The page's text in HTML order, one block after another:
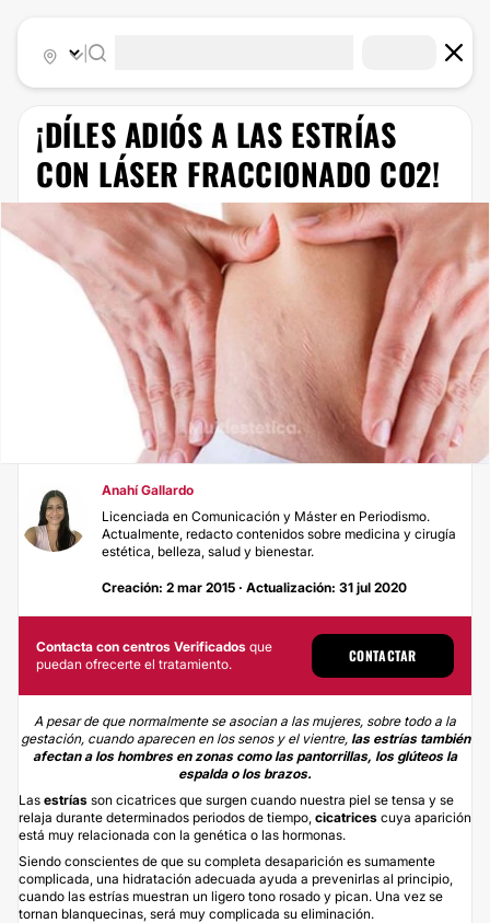
¡DÍLES ADIÓS A LAS ESTRÍAS
CON LÁSER FRACCIONADO CO2!
Anahí Gallardo
Licenciada en Comunicación y Máster en Periodismo.
Actualmente, redacto contenidos sobre medicina y cirugía
estética, belleza, salud y bienestar.
Creación: 2 mar 2015 · Actualización: 31 jul 2020
Contacta con centros Verificados que
puedan ofrecerte el tratamiento.
CONTACTAR
A pesar de que normalmente se asocian a las mujeres, sobre todo a la
gestación, cuando aparecen en los senos y el vientre,las estrías también
afectan a los hombres en zonas como las pantorrillas, los glúteos la
espalda o los brazos.
Las estrías son cicatrices que surgen cuando nuestra piel se tensa y se
relaja durante determinados periodos de tiempo, cicatrices cuya aparición
está muy relacionada con la genética o las hormonas.
Siendo conscientes de que su completa desaparición es sumamente
complicada, una hidratación adecuada ayuda a prevenirlas al principio,
cuando las estrías muestran un ligero tono rosado y pican. Una vez se
tornan blanquecinas, será muy complicada su eliminación.